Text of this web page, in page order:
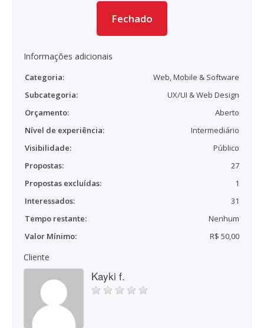
Fechado
Informações adicionais
Categoria:
Web, Mobile & Software
Subcategoria:
UX/UI & Web Design
Orçamento:
Aberto
Nível de experiência:
Intermediário
Visibilidade:
Público
Propostas:
27
Propostas excluídas:
1
Interessados:
31
Tempo restante:
Nenhum
Valor Mínimo:
R$ 50,00
Cliente
Kayki f.